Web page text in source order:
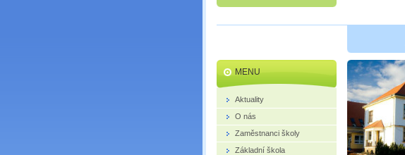
MENU
Aktuality
O nás
Zaměstnanci školy
Základní škola